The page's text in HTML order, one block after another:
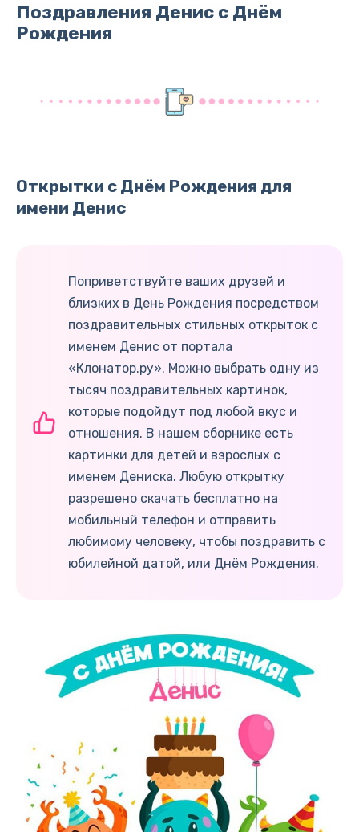
Поздравления Денис с Днём
Рождения
Открытки с Днём Рождения для
имени Денис
Поприветствуйте ваших друзей и
близких в День Рождения посредством
поздравительных стильных открыток с
именем Денис от портала
«Клонатор.ру». Можно выбрать одну из
тысяч поздравительных картинок,
которые подойдут под любой вкус и
отношения. В нашем сборнике есть
картинки для детей и взрослых с
именем Дениска. Любую открытку
разрешено скачать бесплатно на
мобильный телефон и отправить
любимому человеку, чтобы поздравить с
юбилейной датой, или Днём Рождения.